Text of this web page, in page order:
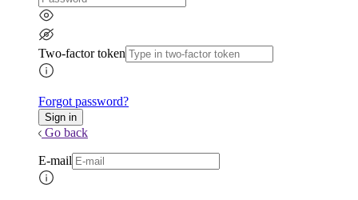
Two-factor token
Forgot password?
Go back
E-mail